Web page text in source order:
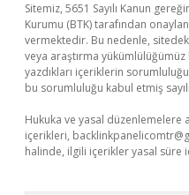
Sitemiz, 5651 Sayılı Kanun
Kurumu (BTK) tarafından
vermektedir. Bu nedenle,
veya araştırma
yazdıkları içeriklerin
bu sorumluluğu kabul etmiş
Hukuka ve yasal düzenlemelere
içerikleri,
halinde, ilgili içerikler yasal süre